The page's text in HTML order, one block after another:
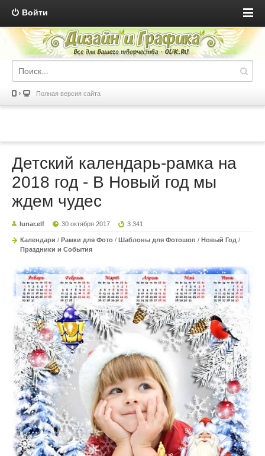
Войти
Полная версия сайта
Детский календарь-рамка на
2018 год - В Новый год мы
ждем чудес
lunar.elf 30 октября 2017 3 341
Календари / Рамки для Фото / Шаблоны для Фотошоп / Новый Год /
Праздники и События